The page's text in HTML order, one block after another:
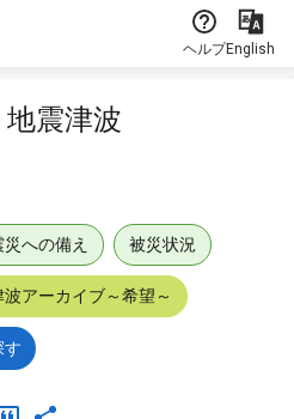
ヘルプEnglish
地震津波
災への備え 被災状況
アーカイブ～希望～
す